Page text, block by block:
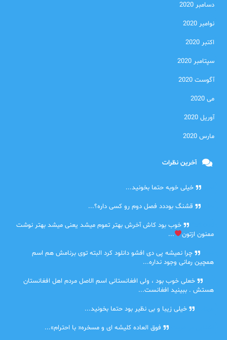
دسامبر 2020
نوامبر 2020
اکتبر 2020
سپتامبر 2020
آگوست 2020
می 2020
آوریل 2020
مارس 2020
آخرین نظرات
خیلی خوبه حتما بخونید...
قشنگ بوددد فصل دوم رو کسی داره؟...
خوب بود کاش آخرش بهتر تموم میشد یعنی میشد بهتر نوشت
ممنون ازتون
...
چرا نمیشه پی دی افشو دانلود کرد البته توی برنامش هم اسم
همچین رمانی وجود نداره...
خعلی خوب بود ، ولی افغانستانی اسم الاصل مردم اهل افغانستان
هستش . ببینید افغانست...
خیلی زیبا و بی نظیر بود حتما بخونید...
فوق العاده کلیشه ای و مسخره« با احترام»...